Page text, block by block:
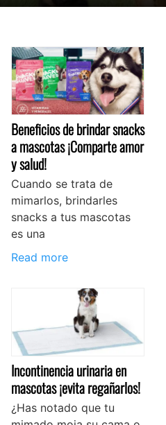
Beneficios de brindar snacks
a mascotas ¡Comparte amor
y salud!
Cuando se trata de
mimarlos, brindarles
snacks a tus mascotas
es una
Read more
Incontinencia urinaria en
mascotas ¡evita regañarlos!
¿Has notado que tu